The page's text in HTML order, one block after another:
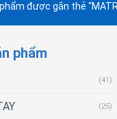
được gắn thẻ
phẩm
(41)
(25)